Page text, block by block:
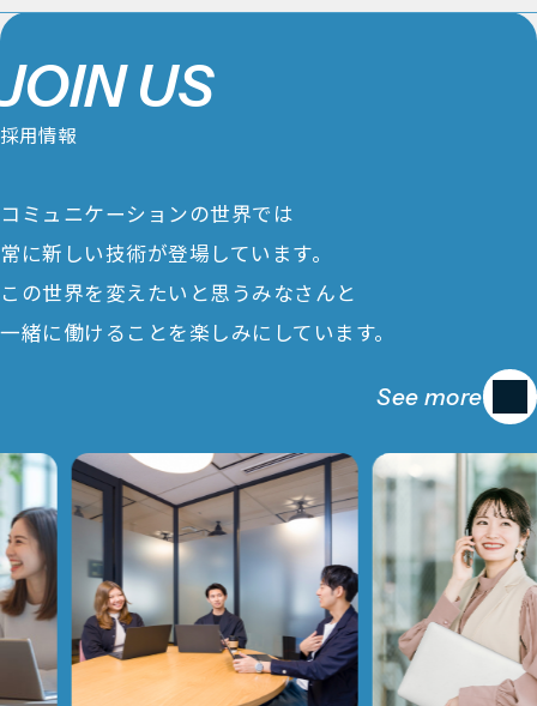
JOIN US
採用情報
コミュニケーションの世界では
常に新しい技術が登場しています。
この世界を変えたいと思うみなさんと
一緒に働けることを楽しみにしています。
See more